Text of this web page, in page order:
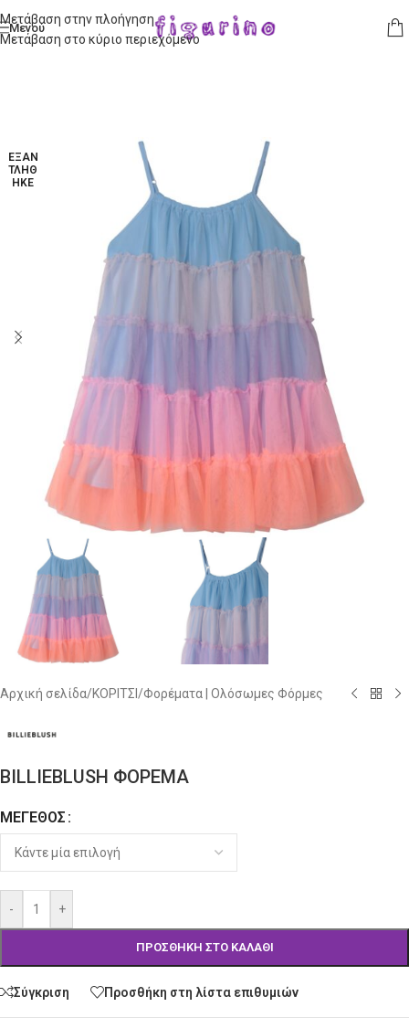
Μετάβαση στην πλοήγηση
Μετάβαση στο κύριο περιεχόμενο
Μενού
ΕΞΑΝ
ΤΛΉΘ
ΗΚΕ
Αρχική σελίδα/ΚΟΡΙΤΣΙ /Φορέματα | Ολόσωμες Φόρμες
BILLIEBLUSH ΦΟΡΕΜΑ
ΜΈΓΕΘΟΣ
- +
ΠΡΟΣΘΉΚΗ ΣΤΟ ΚΑΛΆΘΙ
Alternative:
Σύγκριση Προσθήκη στη λίστα επιθυμιών